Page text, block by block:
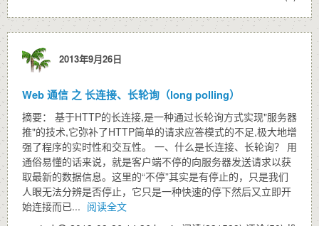
2013年9月26日
Web 通信 之 长连接、长轮询（long polling）
摘要： 基于HTTP的长连接,是一种通过长轮询方式实现"服务器
推"的技术,它弥补了HTTP简单的请求应答模式的不足,极大地增
强了程序的实时性和交互性。 一、什么是长连接、长轮询？ 用
通俗易懂的话来说，就是客户端不停的向服务器发送请求以获
取最新的数据信息。这里的“不停”其实是有停止的，只是我们
人眼无法分辨是否停止，它只是一种快速的停下然后又立即开
始连接而已... 阅读全文